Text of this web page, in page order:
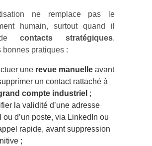
ne remplace pas le
humain, surtout quand il
decontacts stratégiques.
bonnes pratiques :
une revue manuelle avant
un contact rattaché à
compte industriel ;
la validité d’une adresse
ou d’un poste, via LinkedIn ou
rapide, avant suppression
;